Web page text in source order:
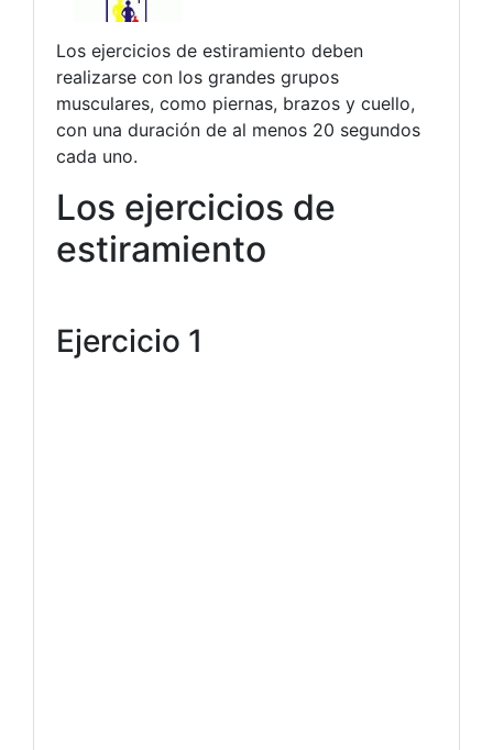
Los ejercicios de estiramiento deben
realizarse con los grandes grupos
musculares, como piernas, brazos y cuello,
con una duración de al menos 20 segundos
cada uno.
Los ejercicios de
estiramiento
Ejercicio 1